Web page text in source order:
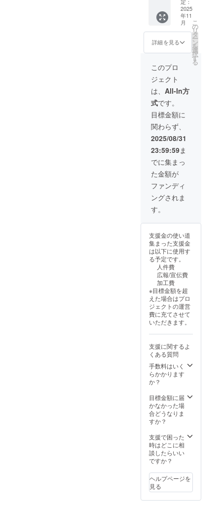
くださ
い。
示：り
んご ・
賞味/消
費期
限：商
品に記
原産
本(青森
県) 原材
料及び
添加物
等の食
品表示
はお届
け商品
ルに表
記され
ます。
商品開
封前に
は必ず
お届け
に貼付
された
ラベル
や注意
書きを
ご確認
くださ
い。
イート
１１月
２５日
頃：サ
ンふじ
＜商品
・名
称：り
んご ・
原産国/
産地：
日本(青
森県) ・
サイズ/
重量：
各5kg
・保存
方法：
冷蔵の
うえ、
お早め
にお召
し上が
りくだ
んごは
軽トラ
の積載
上限で
ある
350kg
ます。
龍ノ口
りんご
園ス
タッフ
が直接
軽トラ
でお届
けいた
しま
す。 ※
お届け
先は国
内のみ
とさせ
て頂き
ます。
離島の
セージ
機能に
てあら
かじめ
ご相談
頂けま
すと幸
いで
す。 品
種：サ
ンふじ
発送時
期：１
２月１
０日頃
定） ＜
商品
（果
実）＞
んご ・
原産国/
産地：
サイズ/
重量：
350kg
・保存
冷蔵の
うえ、
お早め
にお召
ちょっ
とした
傷でB級
扱いさ
れてい
る美味
しさA級
の生り
んご
（サン
ふじ＆
王林）
９個〜
１２個
を収穫
した新
鮮なう
ちにお
届けし
ます！
品種：
サンふ
じ＆王
林 発送
時期：
頃（予
商品
（果
実）＞
・名
称：り
んご ・
原産国/
産地：
日本(青
森県) ・
サイズ/
重量：
3kg ・
法：冷
蔵のう
え、お
早めに
お召し
くださ
い。
2025
年11
月
詳細を見る
こ
の
リ
タ
ー
ン
を
選
択
す
る
このプロ
ジェクト
は、 All-In方
式です。
目標金額に
関わらず、
2025/08/31
23:59:59ま
でに集まっ
た金額が
ファンディ
ングされま
す。
支援金の使い道
集まった支援金
は以下に使用す
る予定です。
人件費
広報/宣伝費
加工費
※目標金額を超
えた場合はプロ
ジェクトの運営
費に充てさせて
いただきます。
支援に関するよ
くある質問
手数料はいく
らかかります
か？
目標金額に届
かなかった場
合どうなりま
すか？
支援で困った
時はどこに相
談したらいい
ですか？
ヘルプページを
見る